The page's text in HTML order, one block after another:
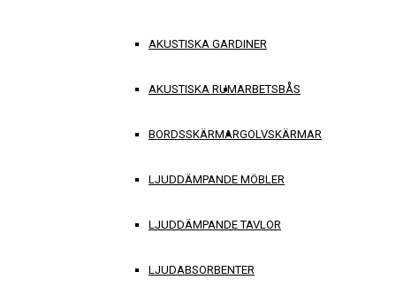
AKUSTISKA GARDINER
AKUSTISKA RUMARBETSBÅS
BORDSSKÄRMARGOLVSKÄRMAR
LJUDDÄMPANDE MÖBLER
LJUDDÄMPANDE TAVLOR
LJUDABSORBENTER